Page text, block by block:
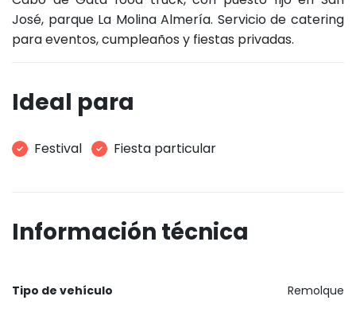
José, parque La Molina Almería. Servicio de catering
para eventos, cumpleaños y fiestas privadas.
Ideal para
Festival Fiesta particular
Información técnica
Tipo de vehículo Remolque